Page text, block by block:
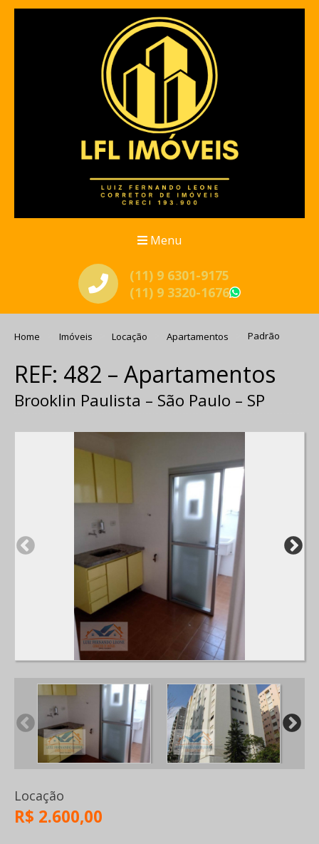
Menu
(11) 9 6301-9175
(11) 9 3320-1676
Home Imóveis Locação Apartamentos Padrão
REF: 482 – Apartamentos
Brooklin Paulista – São Paulo – SP
Locação
R$ 2.600,00